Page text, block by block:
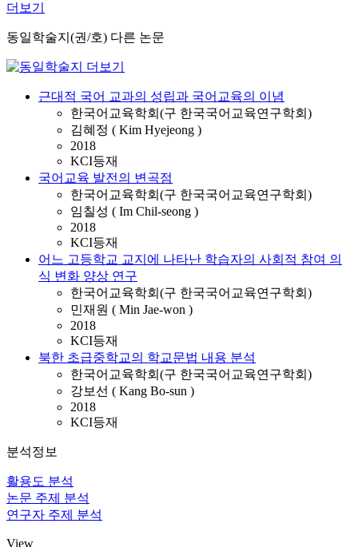
더보기
동일학술지(권/호) 다른 논문
근대적 국어 교과의 성립과 국어교육의 이념
한국어교육학회(구 한국국어교육연구학회)
김혜정 ( Kim Hyejeong )
2018
KCI등재
국어교육 발전의 변곡점
한국어교육학회(구 한국국어교육연구학회)
임칠성 ( Im Chil-seong )
2018
KCI등재
어느 고등학교 교지에 나타난 학습자의 사회적 참여 의
식 변화 양상 연구
한국어교육학회(구 한국국어교육연구학회)
민재원 ( Min Jae-won )
2018
KCI등재
북한 초급중학교의 학교문법 내용 분석
한국어교육학회(구 한국국어교육연구학회)
강보선 ( Kang Bo-sun )
2018
KCI등재
분석정보
활용도 분석
논문 주제 분석
연구자 주제 분석
View